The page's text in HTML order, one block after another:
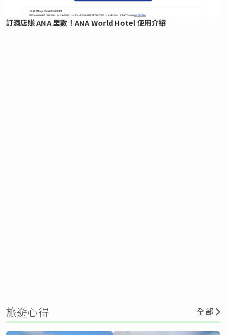
訂酒店賺 ANA 里數！ANA World Hotel 使用介紹
旅遊心得 全部